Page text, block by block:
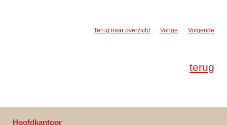
Terug naar overzicht Vorige Volgende
terug
Hoofdkantoor